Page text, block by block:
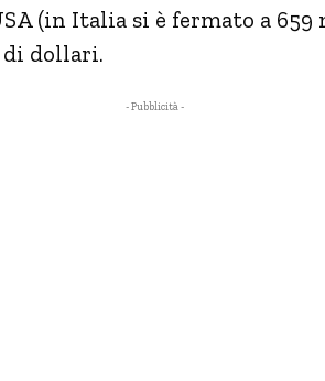
(in Italia si è fermato a
dollari.
- Pubblicità -